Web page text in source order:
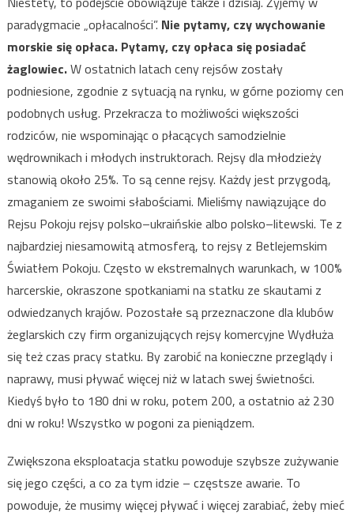
paradygmacie „opłacalności”. Nie pytamy, czy wychowanie
morskie się opłaca. Pytamy, czy opłaca się posiadać
żaglowiec.W ostatnich latach ceny rejsów zostały
podniesione, zgodnie z sytuacją na rynku, w górne poziomy cen
podobnych usług. Przekracza to możliwości większości
rodziców, nie wspominając o płacących samodzielnie
wędrownikach i młodych instruktorach. Rejsy dla młodzieży
stanowią około 25%. To są cenne rejsy. Każdy jest przygodą,
zmaganiem ze swoimi słabościami. Mieliśmy nawiązujące do
Rejsu Pokoju rejsy polsko–ukraińskie albo polsko–litewski. Te z
najbardziej niesamowitą atmosferą, to rejsy z Betlejemskim
Światłem Pokoju. Często w ekstremalnych warunkach, w 100%
harcerskie, okraszone spotkaniami na statku ze skautami z
odwiedzanych krajów. Pozostałe są przeznaczone dla klubów
żeglarskich czy firm organizujących rejsy komercyjne Wydłuża
się też czas pracy statku. By zarobić na konieczne przeglądy i
naprawy, musi pływać więcej niż w latach swej świetności.
Kiedyś było to 180 dni w roku, potem 200, a ostatnio aż 230
dni w roku! Wszystko w pogoni za pieniądzem.
Zwiększona eksploatacja statku powoduje szybsze zużywanie
się jego części, a co za tym idzie – częstsze awarie. To
powoduje, że musimy więcej pływać i więcej zarabiać, żeby mieć